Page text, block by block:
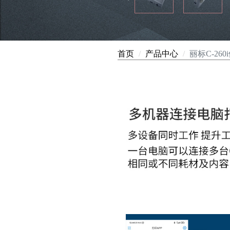
首页 产品中心 丽标C-